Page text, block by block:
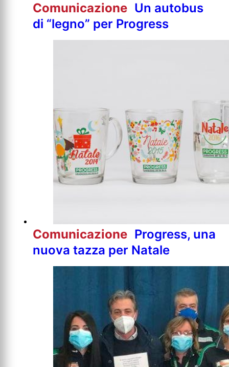
Comunicazione Un autobus
di “legno” per Progress
Comunicazione Progress, una
nuova tazza per Natale